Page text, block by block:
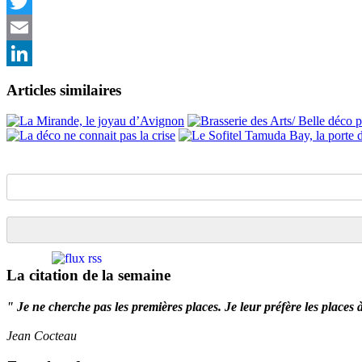
Twitter
Email
Articles similaires
La citation de la semaine
" Je ne cherche pas les premières places. Je leur préfère les places
Jean Cocteau